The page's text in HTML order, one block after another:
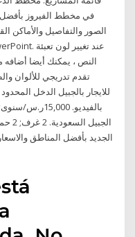
في مخطط الفيروز بأفضل
الصور والتفاصيل والأماكن
النص ، يمكنك أيضا أضافه
تقدم تدريجي للألوان
للايجار بالجبيل الدخل
بالفيديو.
الجديد بأفضل المناطق